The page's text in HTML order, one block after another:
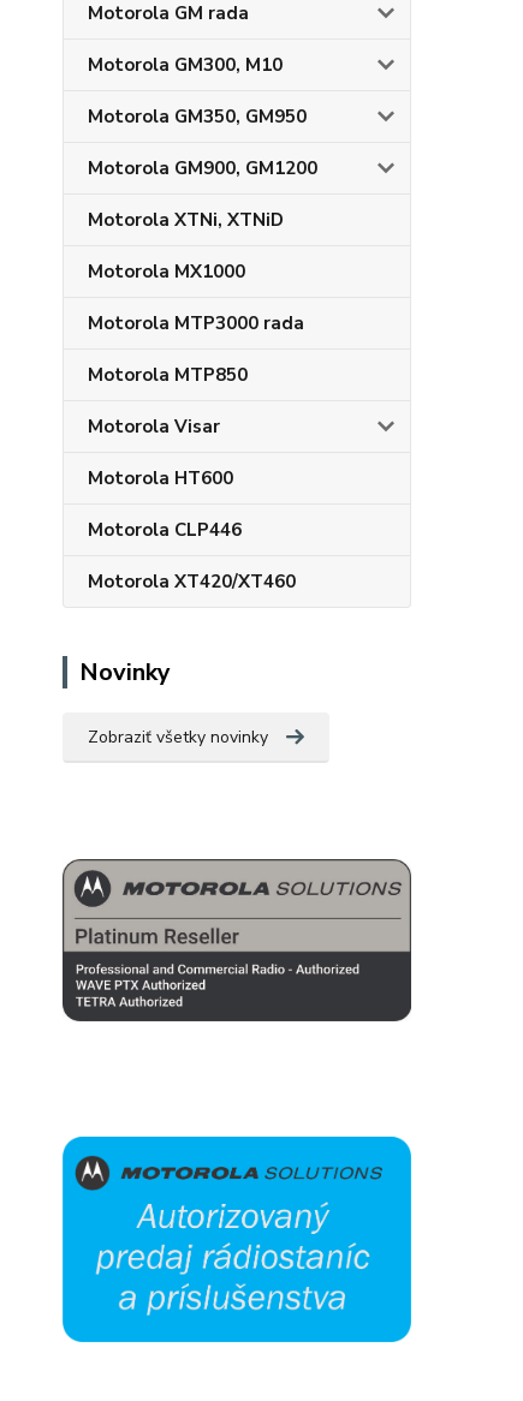
Motorola GM rada
Motorola GM300, M10
Motorola GM350, GM950
Motorola GM900, GM1200
Motorola XTNi, XTNiD
Motorola MX1000
Motorola MTP3000 rada
Motorola MTP850
Motorola Visar
Motorola HT600
Motorola CLP446
Motorola XT420/XT460
Novinky
Zobraziť všetky novinky